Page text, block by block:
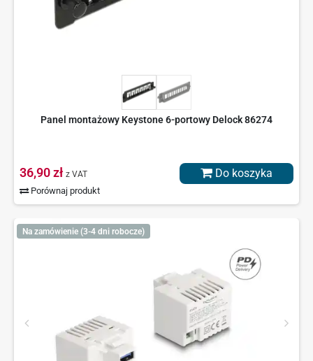
Panel montażowy Keystone 6-portowy Delock 86274
36,90 zł z VAT
Porównaj produkt
Do koszyka
Na zamówienie (3-4 dni robocze)